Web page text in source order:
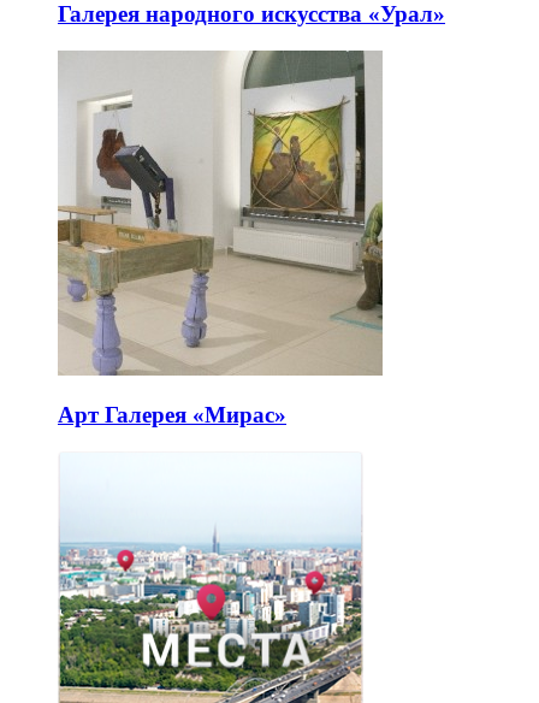
Галерея народного искусства «Урал»
Арт Галерея «Мирас»